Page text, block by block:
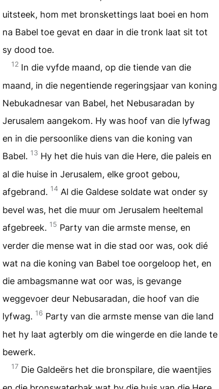
uitsteek, hom met bronskettings laat boei en hom
na Babel toe gevat en daar in die tronk laat sit tot
sy dood toe.
12 In die vyfde maand, op die tiende van die
maand, in die negentiende regeringsjaar van koning
Nebukadnesar van Babel, het Nebusaradan by
Jerusalem aangekom. Hy was hoof van die lyfwag
en in die persoonlike diens van die koning van
Babel. 13 Hy het die huis van die Here, die paleis en
al die huise in Jerusalem, elke groot gebou,
afgebrand. 14 Al die Galdese soldate wat onder sy
bevel was, het die muur om Jerusalem heeltemal
afgebreek. 15 Party van die armste mense, en
verder die mense wat in die stad oor was, ook dié
wat na die koning van Babel toe oorgeloop het, en
die ambagsmanne wat oor was, is gevange
weggevoer deur Nebusaradan, die hoof van die
lyfwag. 16 Party van die armste mense van die land
het hy laat agterbly om die wingerde en die lande te
bewerk.
17 Die Galdeërs het die bronspilare, die waentjies